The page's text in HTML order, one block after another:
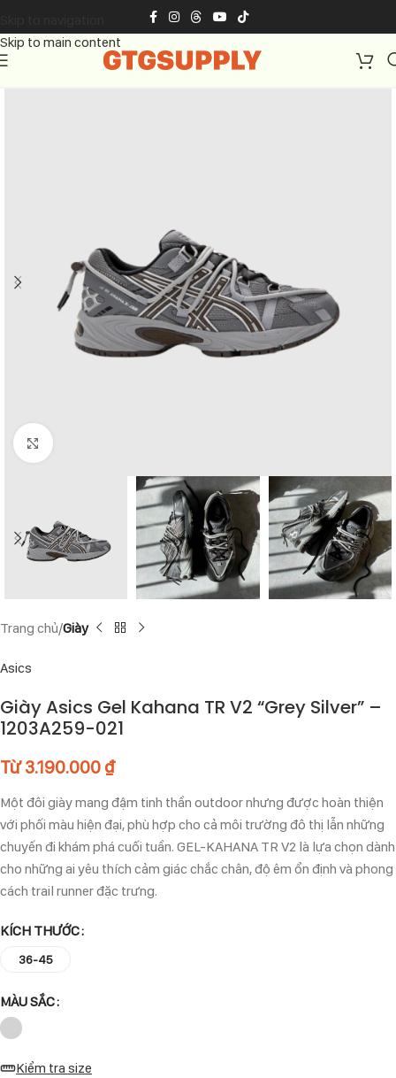
Skip to main content
Click to enlarge
Trang chủ Giày
Asics
Giày Asics Gel Kahana TR V2 “Grey Silver” –
1203A259-021
Từ3.190.000 ₫
Một đôi giày mang đậm tinh thần outdoor nhưng được hoàn thiện
với phối màu hiện đại, phù hợp cho cả môi trường đô thị lẫn những
chuyến đi khám phá cuối tuần. GEL-KAHANA TR V2 là lựa chọn dành
cho những ai yêu thích cảm giác chắc chân, độ êm ổn định và phong
cách trail runner đặc trưng.
KÍCH THƯỚC
36-45
MÀU SẮC
Kiểm tra size